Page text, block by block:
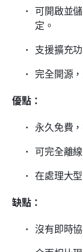
可開啟並
定。
支援擴充
完全開源
優點：
永久免費
可完全離
在處理大
缺點：
沒有即時